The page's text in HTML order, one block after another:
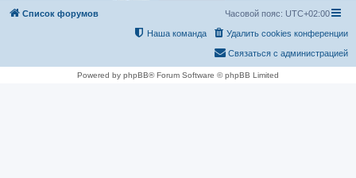
Список форумов Часовой пояс: UTC+02:00
Удалить cookies конференции
Наша команда
Связаться с администрацией
Powered by phpBB® Forum Software © phpBB Limited